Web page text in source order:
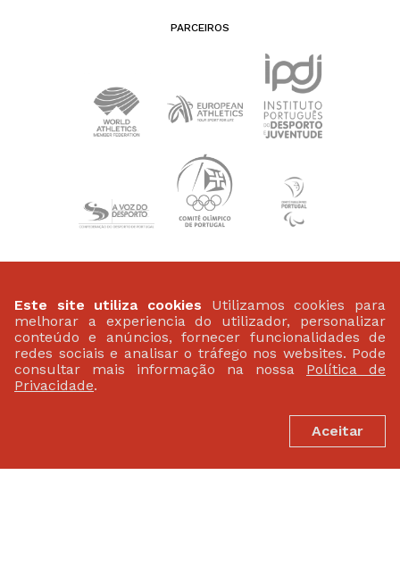
PARCEIROS
Este site utiliza cookies Utilizamos cookies para
melhorar a experiencia do utilizador, personalizar
conteúdo e anúncios, fornecer funcionalidades de
redes sociais e analisar o tráfego nos websites. Pode
consultar mais informação na nossa Política de
Privacidade.
Aceitar